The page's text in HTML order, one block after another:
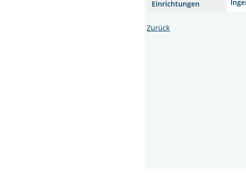
Einrichtungen
Zurück